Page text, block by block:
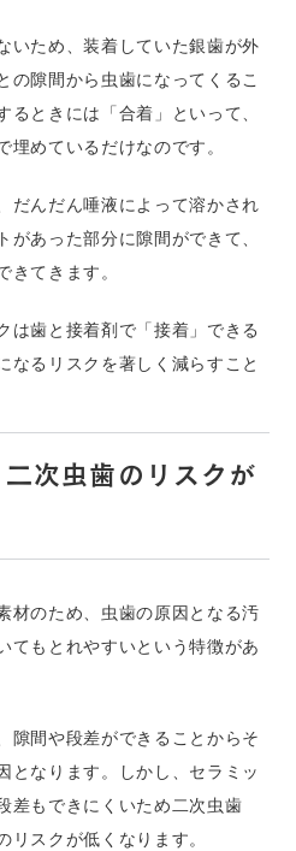
いため、装着していた銀歯が外
の隙間から虫歯になってくるこ
るときには「合着」といって、
埋めているだけなのです。
だんだん唾液によって溶かされ
があった部分に隙間ができて、
きてきます。
は歯と接着剤で「接着」できる
なるリスクを著しく減らすこと
次虫歯のリスクが
材のため、虫歯の原因となる汚
てもとれやすいという特徴があ
隙間や段差ができることからそ
となります。しかし、セラミッ
差もできにくいため二次虫歯
リスクが低くなります。